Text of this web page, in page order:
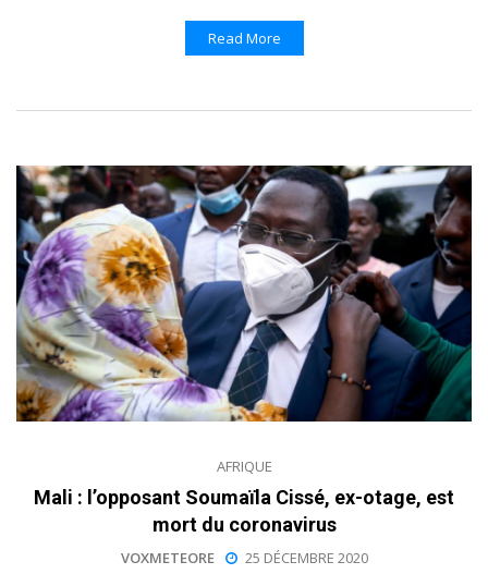
Read More
AFRIQUE
Mali : l’opposant Soumaïla Cissé, ex-otage, est
mort du coronavirus
VOXMETEORE 25 DÉCEMBRE 2020